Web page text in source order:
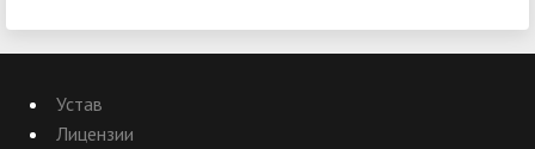
Устав
Лицензии